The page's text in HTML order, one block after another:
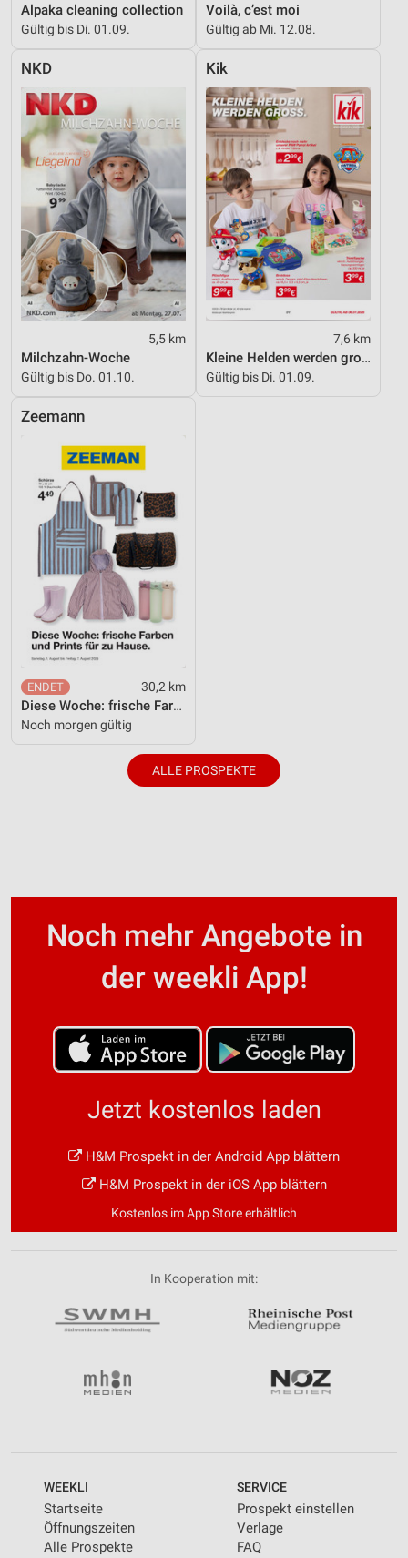
Alpaka cleaning collection
Gültig bis Di. 01.09.
Voilà, c’est moi
Gültig ab Mi. 12.08.
NKD
5,5 km
Milchzahn-Woche
Gültig bis Do. 01.10.
Kik
7,6 km
Kleine Helden werden gross
Gültig bis Di. 01.09.
Zeemann
30,2 km
Diese Woche: frische Farben und Prints für zu Hause.
Noch morgen gültig
ALLE PROSPEKTE
Noch mehr Angebote in
der weekli App!
Jetzt kostenlos laden
H&M Prospekt in der Android App blättern
H&M Prospekt in der iOS App blättern
Kostenlos im App Store erhältlich
In Kooperation mit:
WEEKLI
Startseite
Öffnungszeiten
Alle Prospekte
SERVICE
Prospekt einstellen
Verlage
FAQ